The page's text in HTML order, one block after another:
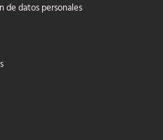
de datos personales